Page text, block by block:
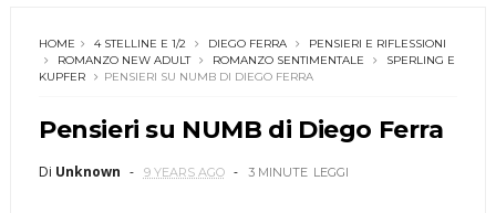
HOME 4 STELLINE E 1/2 DIEGO FERRA
PENSIERI E RIFLESSIONI
ROMANZO NEW ADULT
ROMANZO SENTIMENTALE
SPERLING E
KUPFER
PENSIERI SU NUMB DI DIEGO FERRA
Pensieri su NUMB di Diego Ferra
Di Unknown 9 YEARS AGO 3 MINUTE LEGGI